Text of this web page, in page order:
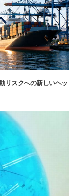
リスクへの新しいヘッ